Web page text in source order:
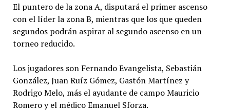
El puntero de la zona A, disputará el primer ascenso
con el líder la zona B, mientras que los que queden
segundos podrán aspirar al segundo ascenso en un
torneo reducido.
Los jugadores son Fernando Evangelista, Sebastián
González, Juan Ruíz Gómez, Gastón Martínez y
Rodrigo Melo, más el ayudante de campo Mauricio
Romero y el médico Emanuel Sforza.